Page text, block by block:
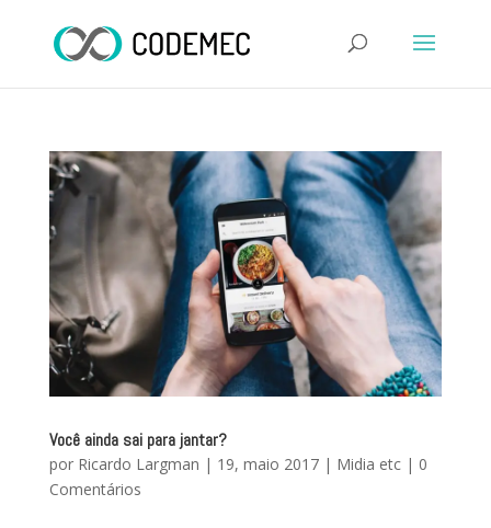
Você ainda sai para jantar?
por Ricardo Largman | 19, maio 2017| Midia etc| 0
Comentários